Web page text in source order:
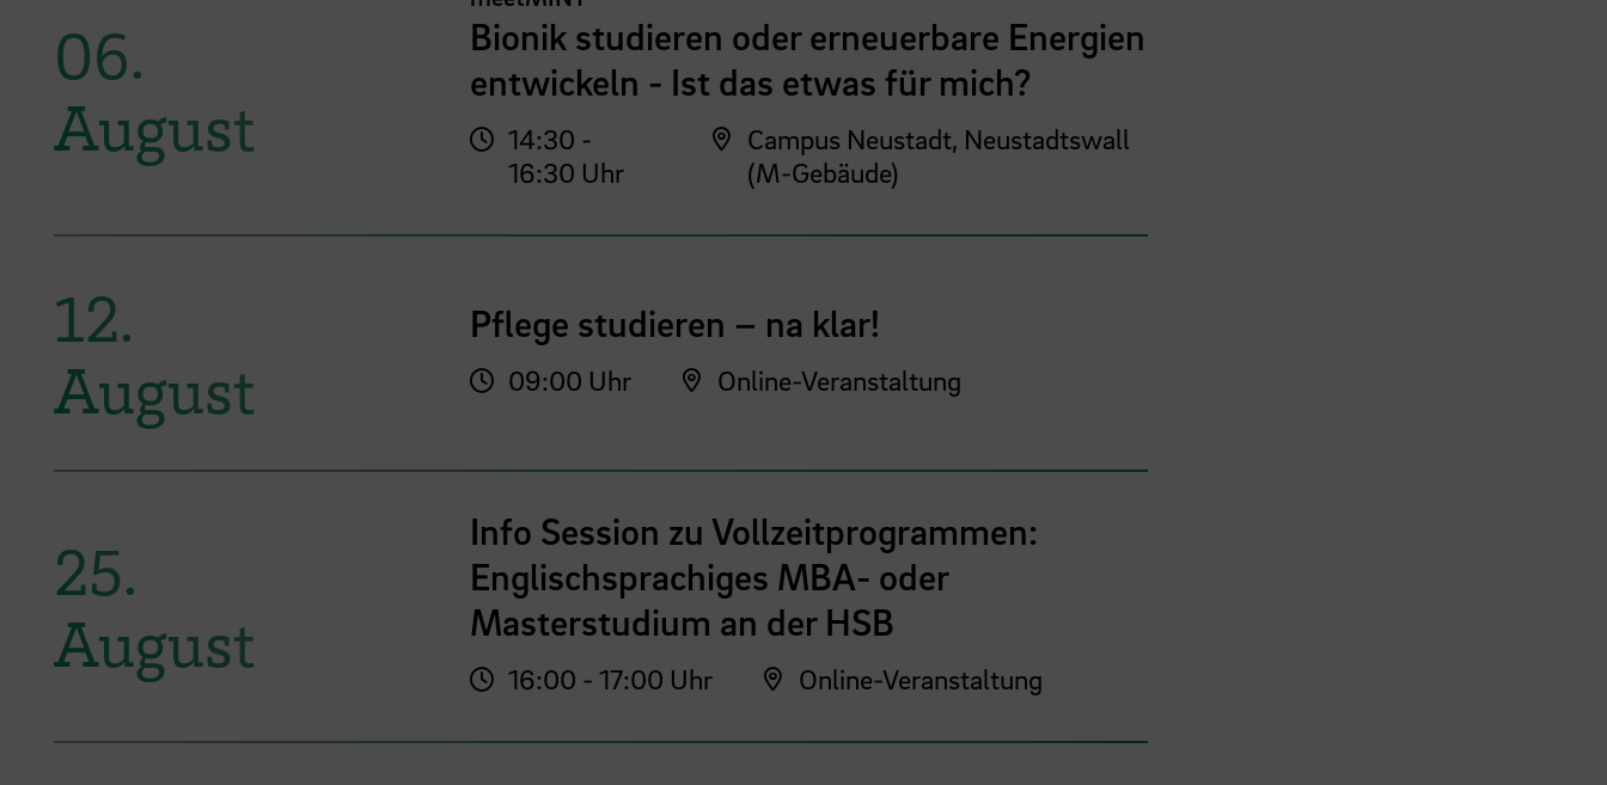
06.
August
Bionik studieren oder erneuerbare Energien
entwickeln - Ist das etwas für mich?
14:30 -
16:30 Uhr
Campus Neustadt, Neustadtswall
(M-Gebäude)
12.
August
Pflege studieren – na klar!
09:00 Uhr Online-Veranstaltung
25.
August
Info Session zu Vollzeitprogrammen:
Englischsprachiges MBA- oder
Masterstudium an der HSB
16:00 - 17:00 Uhr Online-Veranstaltung